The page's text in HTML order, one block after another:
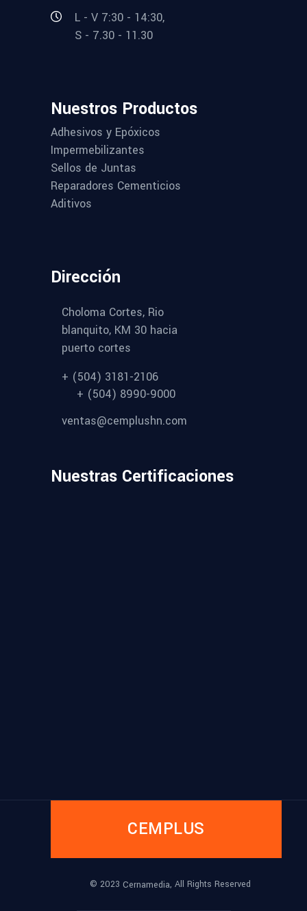
L - V 7:30 - 14:30,
S - 7.30 - 11.30
Nuestros Productos
Adhesivos y Epóxicos
Impermebilizantes
Sellos de Juntas
Reparadores Cementicios
Aditivos
Dirección
Choloma Cortes, Rio
blanquito, KM 30 hacia
puerto cortes
+ (504) 3181-2106
+ (504) 8990-9000
ventas@cemplushn.com
Nuestras Certificaciones
CEMPLUS
© 2023 Cernamedia, All Rights Reserved